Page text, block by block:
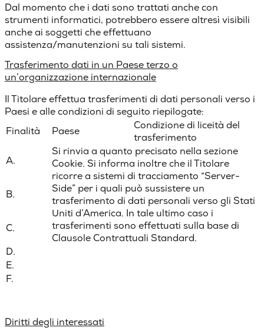
Dal momento che i dati sono trattati anche con
strumenti informatici, potrebbero essere altresì visibili
anche ai soggetti che effettuano
assistenza/manutenzioni su tali sistemi.
Trasferimento dati in un Paese terzo o
un’organizzazione internazionale
Il Titolare effettua trasferimenti di dati personali verso i
Paesi e alle condizioni di seguito riepilogate:
Finalità
Paese
Condizione di liceità del
trasferimento
A.
Si rinvia a quanto precisato nella sezione
Cookie. Si informa inoltre che il Titolare
ricorre a sistemi di tracciamento “Server-
Side” per i quali può sussistere un
trasferimento di dati personali verso gli Stati
Uniti d’America. In tale ultimo caso i
trasferimenti sono effettuati sulla base di
Clausole Contrattuali Standard.
B.
C.
D.
E.
F.
Diritti degli interessati